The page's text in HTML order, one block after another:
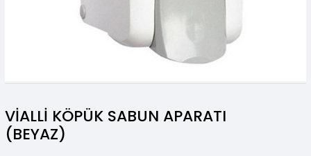
VİALLİ KÖPÜK SABUN APARATI
(BEYAZ)